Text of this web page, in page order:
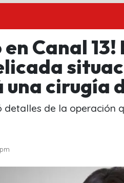
Canal
cirugía
de la operación